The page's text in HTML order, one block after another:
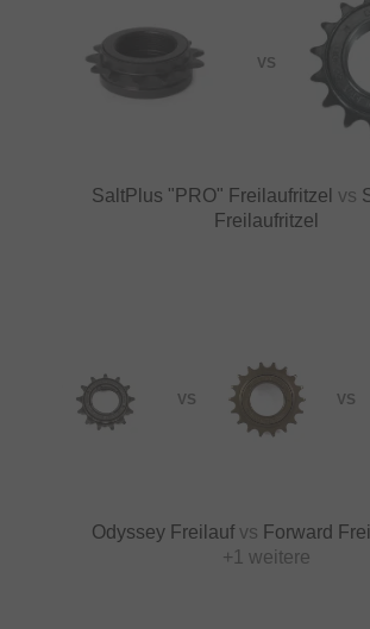
VS
SaltPlus "PRO" Freilaufritzel vs
Freilaufritzel
VS VS
Odyssey Freilauf vs Forward
+1 weitere